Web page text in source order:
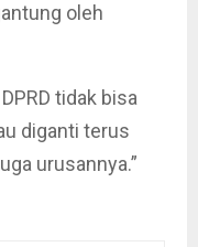
oleh
tidak bisa
diganti terus
urusannya.”